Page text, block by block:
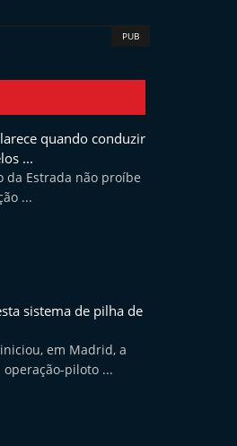
PUB
quando conduzir
...
da Estrada não proíbe
...
sistema de pilha de
em Madrid, a
piloto ...